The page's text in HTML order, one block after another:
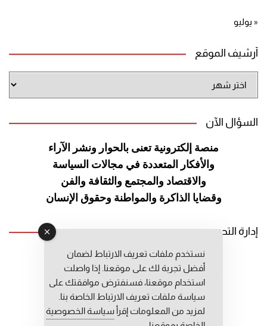
« يوليو
أرشيف الموقع
الموقع
السؤال الآن
منصة إلكترونية تعنى بالحوار ونشر الآراء
والأفكار المتعددة في مجالات السياسة
والاقتصاد والمجتمع والثقافة والفن
وقضايا الذاكرة والمواطنة وحقوق الإنسان
إدارة التحرير
رئيس التحرير: عبد الرحيم التوراني
رئيس التحرير المساعد: المعطي قبال
مديرة التحرير: فاطمة حوحو
نستخدم ملفات تعريف الارتباط لضمان
أفضل تجربة لك على موقعنا. إذا واصلت
استخدام موقعنا، فسنفترض موافقتك على
سياسة ملفات تعريف الارتباط الخاصة بنا.
لمزيد من المعلومات إقرأ سياسة الخصوصية